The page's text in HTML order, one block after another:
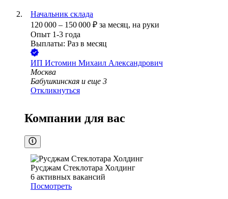
Начальник склада
120 000 – 150 000 ₽ за месяц, на руки
Опыт 1-3 года
Выплаты: Раз в месяц
ИП Истомин Михаил Александрович
Москва
Бабушкинская и еще 3
Откликнуться
Компании для вас
Русджам Стеклотара Холдинг
6 активных вакансий
Посмотреть